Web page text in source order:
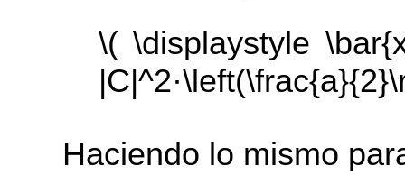
\( \displaystyle
Haciendo lo mismo